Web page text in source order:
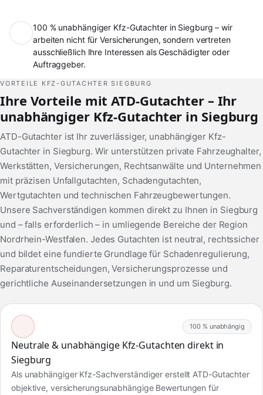
100 % unabhängiger Kfz-Gutachter in Siegburg – wir
arbeiten nicht für Versicherungen, sondern vertreten
ausschließlich Ihre Interessen als Geschädigter oder
Auftraggeber.
VORTEILE KFZ-GUTACHTER SIEGBURG
Ihre Vorteile mit ATD-Gutachter – Ihr
unabhängiger Kfz-Gutachter in Siegburg
ATD-Gutachter ist Ihr zuverlässiger, unabhängiger Kfz-
Gutachter in Siegburg. Wir unterstützen private Fahrzeughalter,
Werkstätten, Versicherungen, Rechtsanwälte und Unternehmen
mit präzisen Unfallgutachten, Schadengutachten,
Wertgutachten und technischen Fahrzeugbewertungen.
Unsere Sachverständigen kommen direkt zu Ihnen in Siegburg
und – falls erforderlich – in umliegende Bereiche der Region
Nordrhein-Westfalen. Jedes Gutachten ist neutral, rechtssicher
und bildet eine fundierte Grundlage für Schadenregulierung,
Reparaturentscheidungen, Versicherungsprozesse und
gerichtliche Auseinandersetzungen in und um Siegburg.
100 % unabhängig
Neutrale & unabhängige Kfz-Gutachten direkt in
Siegburg
Als unabhängiger Kfz-Sachverständiger erstellt ATD-Gutachter
objektive, versicherungsunabhängige Bewertungen für